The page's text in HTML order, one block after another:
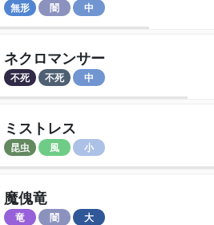
ミストレス
昆虫 風 小
魔傀竜
竜 闇 大
無形 闇 中
ネクロマンサー
不死 不死 中